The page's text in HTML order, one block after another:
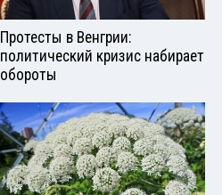
Протесты в Венгрии:
политический кризис набирает
обороты